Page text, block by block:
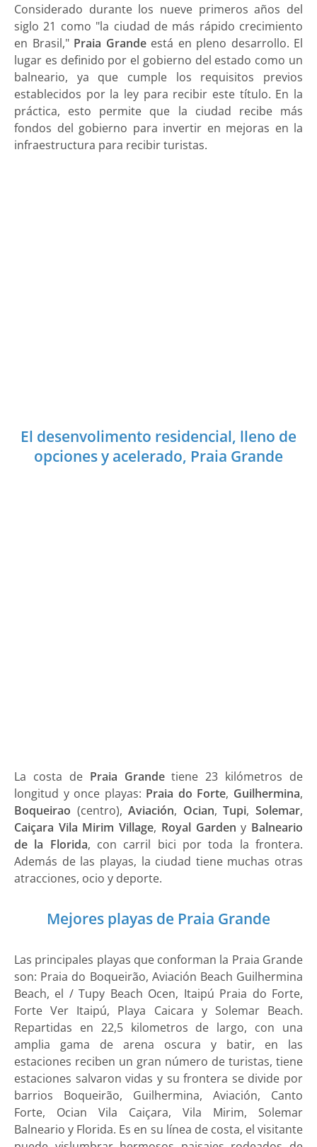
Considerado durante los nueve primeros años del
siglo 21 como "la ciudad de más rápido crecimiento
en Brasil," Praia Grandeestá en pleno desarrollo. El
lugar es definido por el gobierno del estado como un
balneario, ya que cumple los requisitos previos
establecidos por la ley para recibir este título. En la
práctica, esto permite que la ciudad recibe más
fondos del gobierno para invertir en mejoras en la
infraestructura para recibir turistas.
El desenvolimento residencial, lleno de
opciones y acelerado, Praia Grande
La costa de Praia Grandetiene 23 kilómetros de
longitud y once playas: Praia do Forte, Guilhermina,
Boqueirao (centro),Aviación, Ocian,Tupi, Solemar,
Caiçara Vila Mirim Village, Royal Garden y Balneario
de la Florida, con carril bici por toda la frontera.
Además de las playas, la ciudad tiene muchas otras
atracciones, ocio y deporte.
Mejores playas de Praia Grande
Las principales playas que conforman la Praia Grande
son: Praia do Boqueirão, Aviación Beach Guilhermina
Beach, el / Tupy Beach Ocen, Itaipú Praia do Forte,
Forte Ver Itaipú, Playa Caicara y Solemar Beach.
Repartidas en 22,5 kilometros de largo, con una
amplia gama de arena oscura y batir, en las
estaciones reciben un gran número de turistas, tiene
estaciones salvaron vidas y su frontera se divide por
barrios Boqueirão, Guilhermina, Aviación, Canto
Forte, Ocian Vila Caiçara, Vila Mirim, Solemar
Balneario y Florida. Es en su línea de costa, el visitante